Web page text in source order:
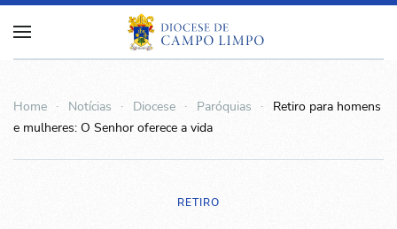
Home Notícias Diocese Paróquias
Retiro para homens
e mulheres: O Senhor oferece a vida
RETIRO